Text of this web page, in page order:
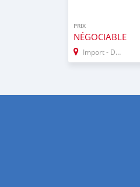
PRIX
NÉGOCIABLE
Import - Dubai